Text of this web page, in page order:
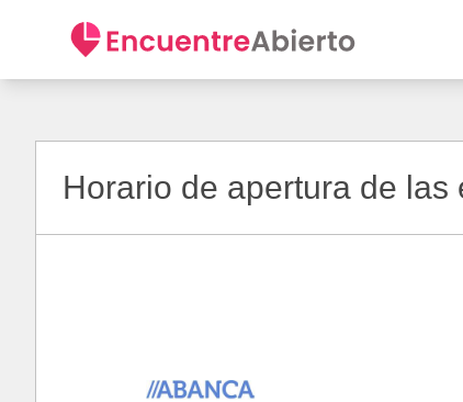
Horario de apertura de las